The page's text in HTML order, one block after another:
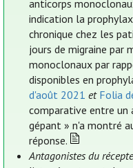
anticorps
indication la
chronique chez les
jours de migraine par
monoclonaux par
disponibles en
d'août 2021 et Folia
comparative entre
gépant » n'a montré
réponse.
Antagonistes du